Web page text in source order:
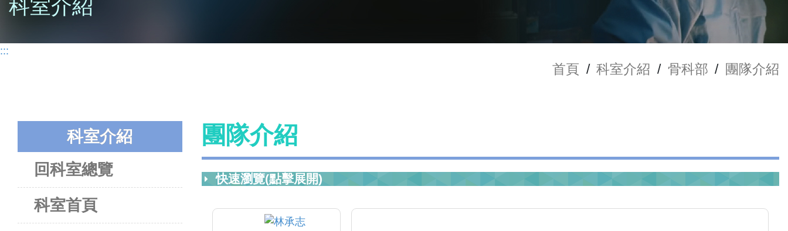
科室介紹
:::
首頁 / 科室介紹 / 骨科部 / 團隊介紹
科室介紹
回科室總覽
科室首頁
團隊介紹
快速瀏覽(點擊展開)